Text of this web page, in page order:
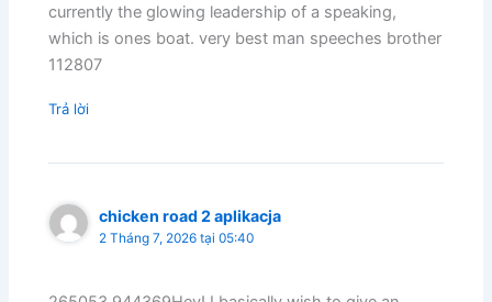
currently the glowing leadership of a speaking,
which is ones boat. very best man speeches brother
112807
Trả lời
chicken road 2 aplikacja
2 Tháng 7, 2026 tại 05:40